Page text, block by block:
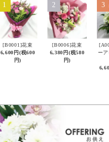
1
[B0001]花束
6,600円(税600
円)
2
[B0006]花束
6,380円(税580
円)
3
ー